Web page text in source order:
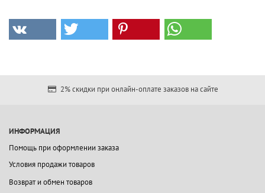
2% скидки при онлайн-оплате заказов на сайте
ИНФОРМАЦИЯ
Помощь при оформлении заказа
Условия продажи товаров
Возврат и обмен товаров